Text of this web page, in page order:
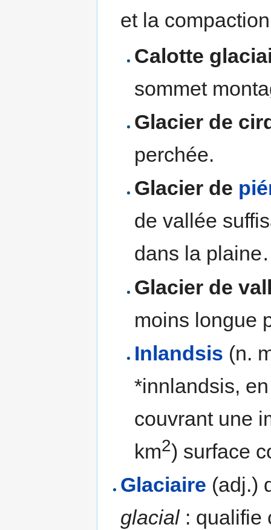
et la
Calotte
sommet
Glacier de
perchée.
Glacier de
de vallée
dans la
Glacier de
moins longue
Inlandsis (n.
*innlandsis,
couvrant une
km2) surface
Glaciaire (adj.)
glacial: qualifie